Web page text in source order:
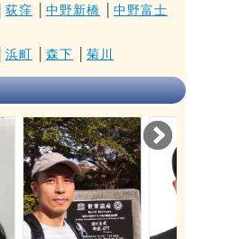
荻窪 中野新橋
中野富士
浜町 森下 菊川